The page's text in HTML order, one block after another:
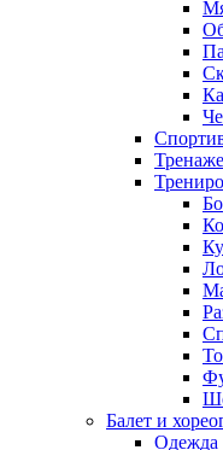
Балет и
Одежда